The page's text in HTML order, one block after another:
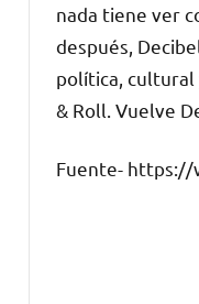
nada tiene ver
después,
política, cultural
& Roll. Vuelve
Fuente- https://